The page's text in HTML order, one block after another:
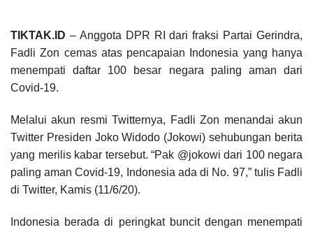
TIKTAK.ID – Anggota DPR RI dari fraksi Partai Gerindra,
Fadli Zon cemas atas pencapaian Indonesia yang hanya
menempati daftar 100 besar negara paling aman dari
Covid-19.
Melalui akun resmi Twitternya, Fadli Zon menandai akun
Twitter Presiden Joko Widodo (Jokowi) sehubungan berita
yang merilis kabar tersebut. “Pak @jokowi dari 100 negara
paling aman Covid-19, Indonesia ada di No. 97,” tulis Fadli
di Twitter, Kamis (11/6/20).
Indonesia berada di peringkat buncit dengan menempati